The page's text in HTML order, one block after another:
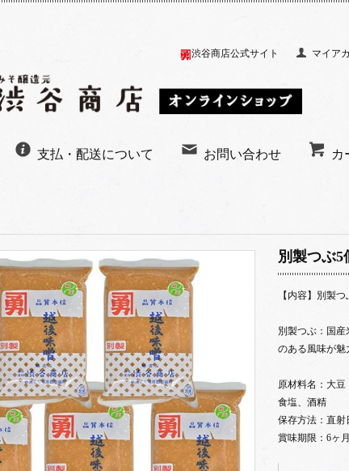
渋谷商店公式サイト マイア
支払・配送について お問い合わせ カ
別製つぶ5
【内容】別製
別製つぶ：国産
のある風味が魅
原材料名：大豆
食塩、酒精
保存方法：直射
賞味期限：6ヶ月